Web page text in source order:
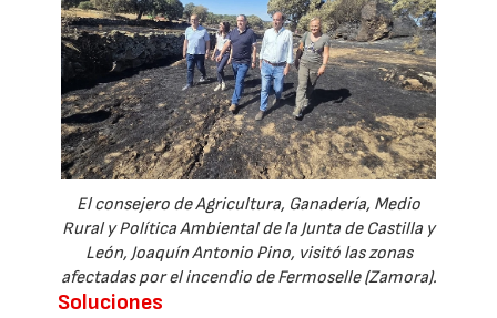
El consejero de Agricultura, Ganadería, Medio
Rural y Política Ambiental de la Junta de Castilla y
León, Joaquín Antonio Pino, visitó las zonas
afectadas por el incendio de Fermoselle (Zamora).
Soluciones